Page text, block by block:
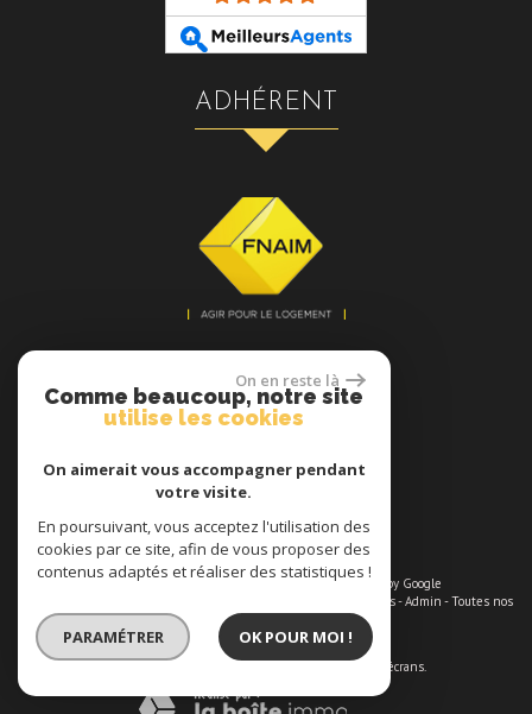
ADHÉRENT
Espace propriétaires
© 2026 | Tous droits réservés | Traduction powered by Google
Liens-Admin -Toutes nos
annonces-Politique RGPD
Site internet compatible multi-supports,
un seul site adaptable à tous les types d'écrans.
On en reste là
Comme beaucoup, notre site
utilise les cookies
On aimerait vous accompagner pendant
votre visite.
En poursuivant, vous acceptez l'utilisation des
cookies par ce site, afin de vous proposer des
contenus adaptés et réaliser des statistiques !
PARAMÉTRER OK POUR MOI !